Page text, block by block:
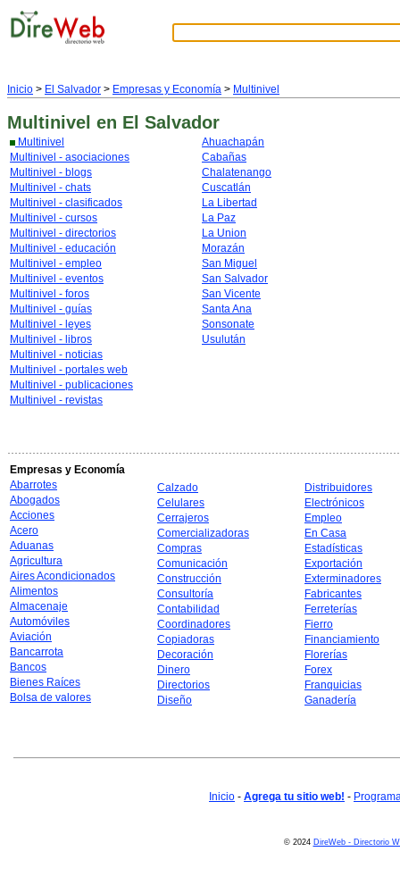
Inicio > El Salvador > Empresas y Economía > Multinivel
Multinivel en El Salvador
Multinivel
Multinivel - asociaciones
Multinivel - blogs
Multinivel - chats
Multinivel - clasificados
Multinivel - cursos
Multinivel - directorios
Multinivel - educación
Multinivel - empleo
Multinivel - eventos
Multinivel - foros
Multinivel - guías
Multinivel - leyes
Multinivel - libros
Multinivel - noticias
Multinivel - portales web
Multinivel - publicaciones
Multinivel - revistas
Ahuachapán
Cabañas
Chalatenango
Cuscatlán
La Libertad
La Paz
La Union
Morazán
San Miguel
San Salvador
San Vicente
Santa Ana
Sonsonate
Usulután
Empresas y Economía
Abarrotes
Abogados
Acciones
Acero
Aduanas
Agricultura
Aires Acondicionados
Alimentos
Almacenaje
Automóviles
Aviación
Bancarrota
Bancos
Bienes Raíces
Bolsa de valores
Calzado
Celulares
Cerrajeros
Comercializadoras
Compras
Comunicación
Construcción
Consultoría
Contabilidad
Coordinadores
Copiadoras
Decoración
Dinero
Directorios
Diseño
Distribuidores
Electrónicos
Empleo
En Casa
Estadísticas
Exportación
Exterminadores
Fabricantes
Ferreterías
Fierro
Financiamiento
Florerías
Forex
Franquicias
Ganadería
Inicio - Agrega tu sitio web! -
© 2024 DireWeb - Directorio